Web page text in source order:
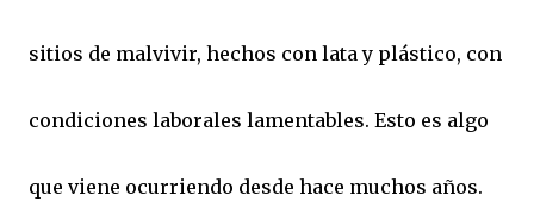
sitios de malvivir, hechos con lata y plástico, con
condiciones laborales lamentables. Esto es algo
que viene ocurriendo desde hace muchos años.